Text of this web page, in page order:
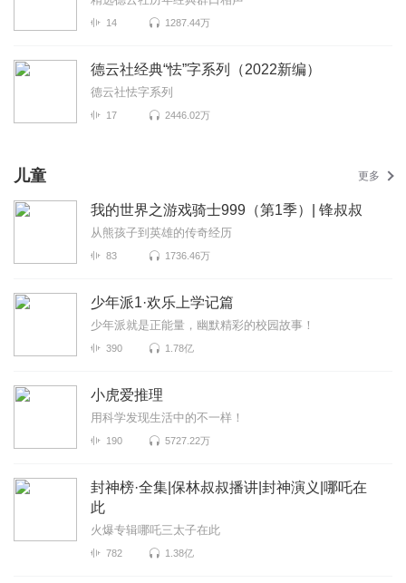
14 1287.44万
德云社经典“怯”字系列（2022新编）
德云社怯字系列
17 2446.02万
儿童 更多
我的世界之游戏骑士999（第1季）| 锋叔叔
从熊孩子到英雄的传奇经历
83 1736.46万
少年派1·欢乐上学记篇
少年派就是正能量，幽默精彩的校园故事！
390 1.78亿
小虎爱推理
用科学发现生活中的不一样！
190 5727.22万
封神榜·全集|保林叔叔播讲|封神演义|哪吒在
此
火爆专辑哪吒三太子在此
782 1.38亿